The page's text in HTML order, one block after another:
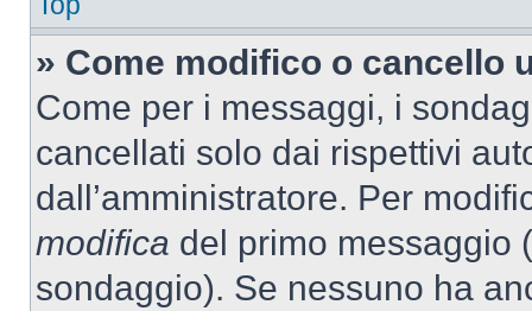
» Come modifico o cancello
Come per i messaggi, i
cancellati solo dai rispettivi
dall’amministratore. Per
modifica del primo messaggio
sondaggio). Se nessuno ha